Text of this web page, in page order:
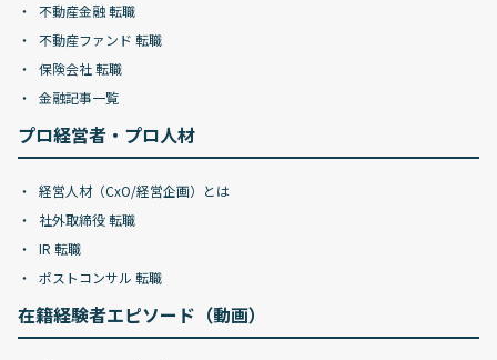
不動産金融 転職
不動産ファンド 転職
保険会社 転職
金融記事一覧
プロ経営者・プロ人材
経営人材（CxO/経営企画）とは
社外取締役 転職
IR 転職
ポストコンサル 転職
在籍経験者エピソード（動画）